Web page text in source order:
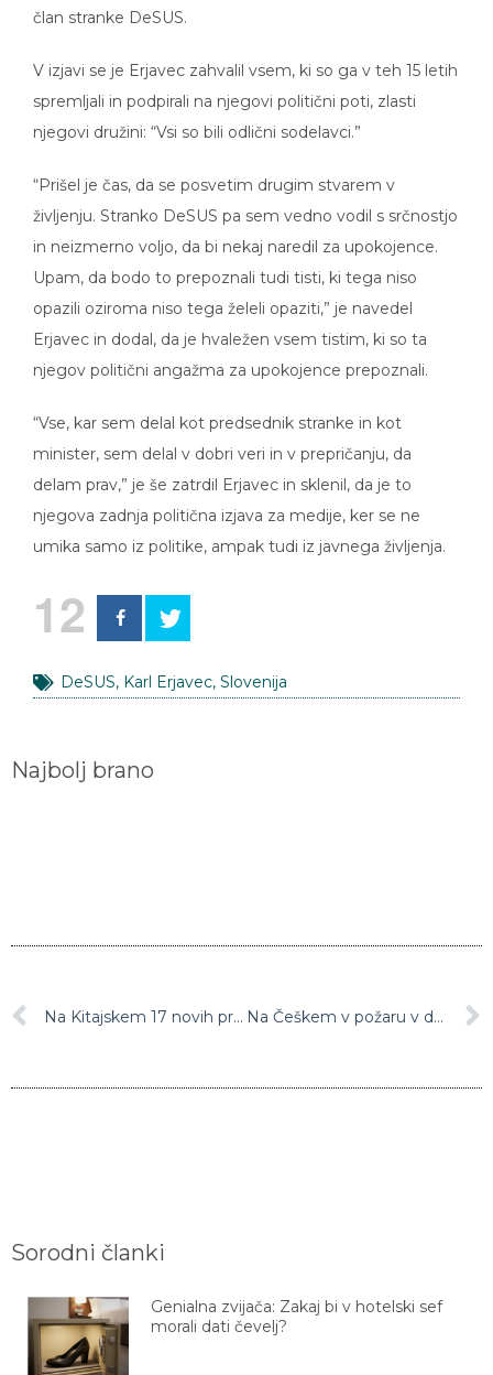
član stranke DeSUS.
V izjavi se je Erjavec zahvalil vsem, ki so ga v teh 15 letih
spremljali in podpirali na njegovi politični poti, zlasti
njegovi družini: “Vsi so bili odlični sodelavci.”
“Prišel je čas, da se posvetim drugim stvarem v
življenju. Stranko DeSUS pa sem vedno vodil s srčnostjo
in neizmerno voljo, da bi nekaj naredil za upokojence.
Upam, da bodo to prepoznali tudi tisti, ki tega niso
opazili oziroma niso tega želeli opaziti,” je navedel
Erjavec in dodal, da je hvaležen vsem tistim, ki so ta
njegov politični angažma za upokojence prepoznali.
“Vse, kar sem delal kot predsednik stranke in kot
minister, sem delal v dobri veri in v prepričanju, da
delam prav,” je še zatrdil Erjavec in sklenil, da je to
njegova zadnja politična izjava za medije, ker se ne
umika samo iz politike, ampak tudi iz javnega življenja.
12
DeSUS, Karl Erjavec, Slovenija
Najbolj brano
Na Kitajskem 17 novih primerov skrivnostne pljučnice Na Češkem v požaru v domu za duševno in telesno prizadete najmanj osem mrtvih, več huje poškodovanih
Sorodni članki
Genialna zvijača: Zakaj bi v hotelski sef
morali dati čevelj?